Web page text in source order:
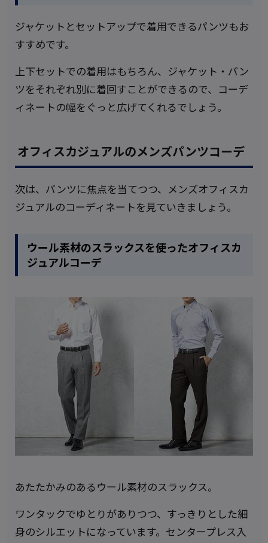
ジャケットとセットアップで着用できるパンツもお
すすめです。
上下セットでの着用はもちろん、ジャケット・パン
ツをそれぞれ別に着回すことができるので、コーデ
ィネートの幅をぐっと広げてくれるでしょう。
オフィスカジュアルのメンズパンツコーデ
次は、パンツに焦点を当てつつ、メンズオフィスカ
ジュアルのコーディネートを見ていきましょう。
ウール素材のスラックスを使ったオフィスカ
ジュアルコーデ
あたたかみのあるウール素材のスラックス。
ワンタックでゆとりがありつつ、すっきりとした細
身のシルエットになっています。センタープレス入